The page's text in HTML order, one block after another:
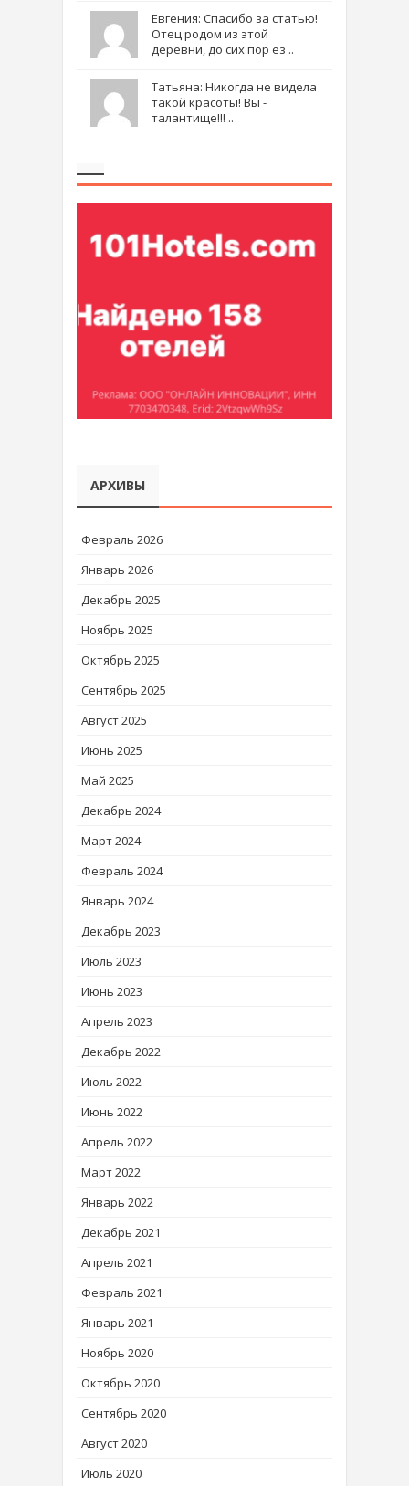
Евгения: Спасибо за статью!
Отец родом из этой
деревни, до сих пор ез ..
Татьяна: Никогда не видела
такой красоты! Вы -
талантище!!! ..
АРХИВЫ
Февраль 2026
Январь 2026
Декабрь 2025
Ноябрь 2025
Октябрь 2025
Сентябрь 2025
Август 2025
Июнь 2025
Май 2025
Декабрь 2024
Март 2024
Февраль 2024
Январь 2024
Декабрь 2023
Июль 2023
Июнь 2023
Апрель 2023
Декабрь 2022
Июль 2022
Июнь 2022
Апрель 2022
Март 2022
Январь 2022
Декабрь 2021
Апрель 2021
Февраль 2021
Январь 2021
Ноябрь 2020
Октябрь 2020
Сентябрь 2020
Август 2020
Июль 2020